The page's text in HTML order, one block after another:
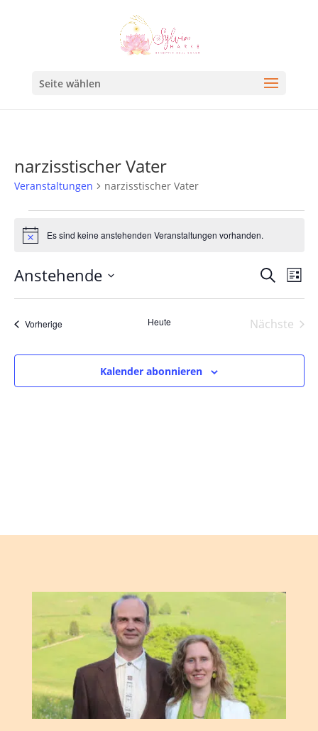
Seite wählen
narzisstischer Vater
Veranstaltungen narzisstischer Vater
HinweisEs sind keine anstehenden Veranstaltungen vorhanden.
Suche
und
SucheListe
Anstehende
Datum
wählen.
VorherigeVeranstaltungen Heute
Nächste
Kalender abonnieren